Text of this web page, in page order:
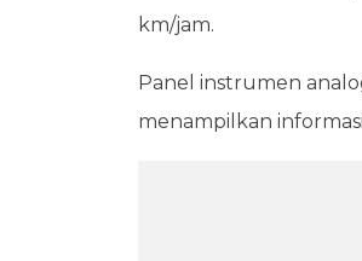
km/jam.
Panel instrumen
menampilkan